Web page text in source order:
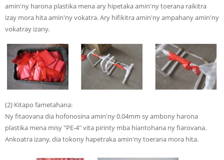
amin'ny harona plastika mena ary hipetaka amin'ny toerana raikitra
izay mora hita amin'ny vokatra. Ary hifikitra amin'ny ampahany amin'ny
vokatray izany.
(2) Kitapo fametahana:
Ny fitaovana dia hofonosina amin'ny 0.04mm sy ambony harona
plastika mena misy "PE-4" vita pirinty mba hiantohana ny fiarovana.
Ankoatra izany, dia tokony hapetraka amin'ny toerana mora hita.